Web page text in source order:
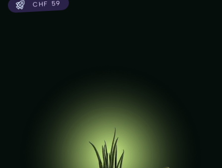
CHF 59